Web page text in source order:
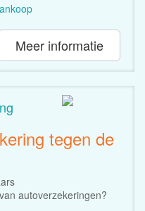
Meer informatie
tegen de
autoverzekeringen?